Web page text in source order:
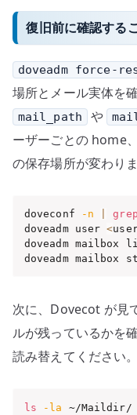
復旧前に確認する
doveadm force-
場所とメール実体を
mail_path や
ーザーごとの home
の保存場所が変わりま
doveconf -n grep
doveadm user <
doveadm mailbox
doveadm mailbox
次に、Dovecot が見
ルが残っているかを
読み替えてください。
ls -la